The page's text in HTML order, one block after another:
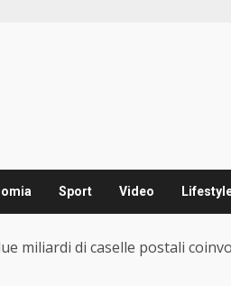
Sport Video
miliardi di caselle postali